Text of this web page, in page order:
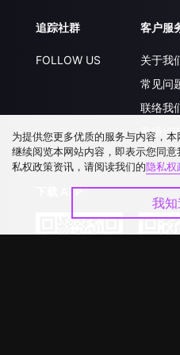
追踪社群
FOLLOW US
客户服
关于我
常见问
联络我
升级VIP
下载 APP
为提供您更多优质的服务与内容，
继续阅览本网站内容，即表示您同
私权政策资讯，请阅读我们的隐私权
我知